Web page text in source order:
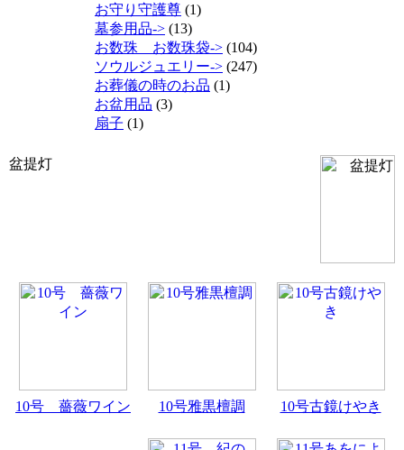
お守り守護尊 (1)
墓参用品-> (13)
お数珠 お数珠袋-> (104)
ソウルジュエリー-> (247)
お葬儀の時のお品 (1)
お盆用品 (3)
扇子 (1)
盆提灯
10号 薔薇ワイン 10号雅黒檀調 10号古鏡けやき